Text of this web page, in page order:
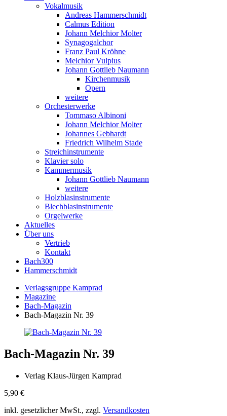
Vokalmusik
Andreas Hammerschmidt
Calmus Edition
Johann Melchior Molter
Synagogalchor
Franz Paul Kröhne
Melchior Vulpius
Johann Gottlieb Naumann
Kirchenmusik
Opern
weitere
Orchesterwerke
Tommaso Albinoni
Johann Melchior Molter
Johannes Gebhardt
Friedrich Wilhelm Stade
Streichinstrumente
Klavier solo
Kammermusik
Johann Gottlieb Naumann
weitere
Holzblasinstrumente
Blechblasinstrumente
Orgelwerke
Aktuelles
Über uns
Vertrieb
Kontakt
Bach300
Hammerschmidt
Verlagsgruppe Kamprad
Magazine
Bach-Magazin
Bach-Magazin Nr. 39
Bach-Magazin Nr. 39
Verlag Klaus-Jürgen Kamprad
5,90 €
inkl. gesetzlicher MwSt., zzgl. Versandkosten